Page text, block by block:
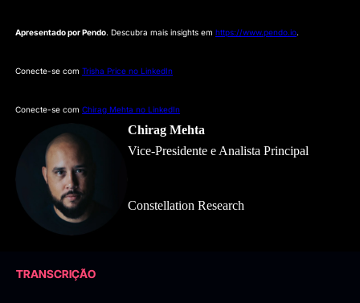
Apresentado por Pendo. Descubra mais insights em https://www.pendo.io.
Conecte-se com Trisha Price no LinkedIn
Conecte-se com Chirag Mehta no LinkedIn
Chirag Mehta
Vice-Presidente e Analista Principal
Constellation Research
TRANSCRIÇÃO